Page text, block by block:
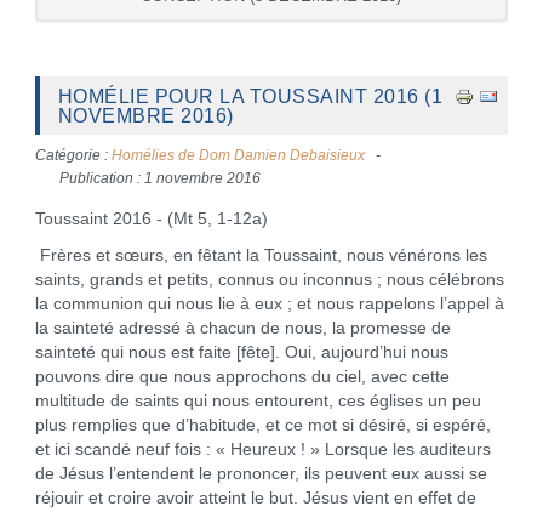
HOMÉLIE POUR LA TOUSSAINT 2016 (1
NOVEMBRE 2016)
Catégorie : Homélies de Dom Damien Debaisieux
Publication : 1 novembre 2016
Toussaint 2016 - (Mt 5, 1-12a)
Frères et sœurs, en fêtant la Toussaint, nous vénérons les
saints, grands et petits, connus ou inconnus ; nous célébrons
la communion qui nous lie à eux ; et nous rappelons l’appel à
la sainteté adressé à chacun de nous, la promesse de
sainteté qui nous est faite [fête]. Oui, aujourd’hui nous
pouvons dire que nous approchons du ciel, avec cette
multitude de saints qui nous entourent, ces églises un peu
plus remplies que d’habitude, et ce mot si désiré, si espéré,
et ici scandé neuf fois : « Heureux ! » Lorsque les auditeurs
de Jésus l’entendent le prononcer, ils peuvent eux aussi se
réjouir et croire avoir atteint le but. Jésus vient en effet de